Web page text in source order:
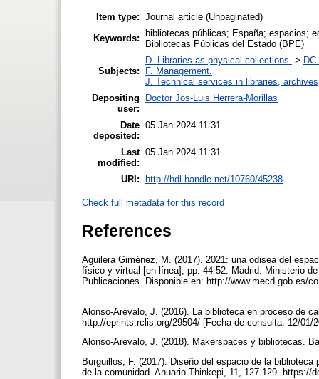
Item type: Journal article (Unpaginated)
Keywords:
bibliotecas públicas; España; espacios;
Bibliotecas Públicas del Estado (BPE)
Subjects:
D. Libraries as physical collections. >
F. Management.
J. Technical services in libraries,
Depositing
user:
Doctor Jos-Luis Herrera-Morillas
Date
deposited:
05 Jan 2024 11:31
Last
modified:
05 Jan 2024 11:31
URI: http://hdl.handle.net/10760/45238
Check full metadata for this record
References
Aguilera Giménez, M. (2017). 2021: una odisea del
físico y virtual [en línea], pp. 44-52. Madrid: Ministerio
Publicaciones. Disponible en: http://www.mecd.gob.es/
Alonso-Arévalo, J. (2016). La biblioteca en proceso de
http://eprints.rclis.org/29504/ [Fecha de consulta: 12/01/
Alonso-Arévalo, J. (2018). Makerspaces y bibliotecas.
Burguillos, F. (2017). Diseño del espacio de la
de la comunidad. Anuario Thinkepi, 11, 127-129. https://